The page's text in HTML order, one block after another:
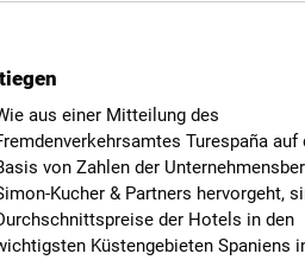
aus einer Mitteilung des
Turespaña auf
von Zahlen der
Kucher & Partners hervorgeht,
der Hotels in den
Küstengebieten Spaniens